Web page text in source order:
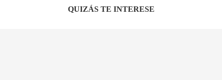
QUIZÁS TE INTERESE